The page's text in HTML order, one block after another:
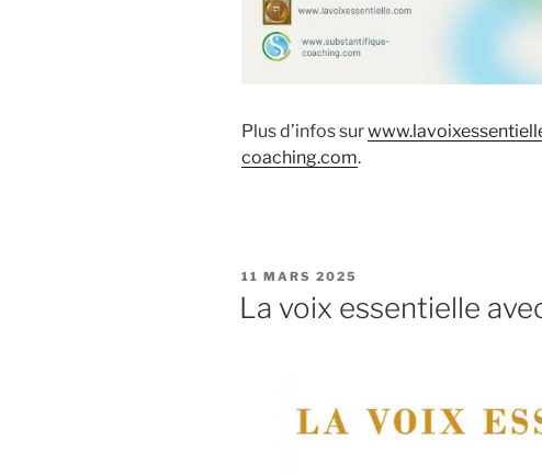
Plus d’infos sur
coaching.com.
PUBLIÉ
LE
11 MARS 2025
La voix essentielle